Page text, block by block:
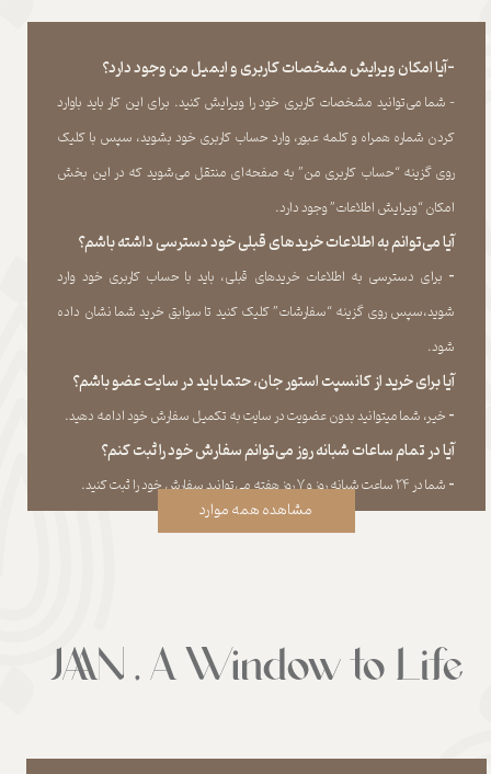
-آیا امکان ویرایش مشخصات کاربری و ایمیل من وجود دارد؟
- شما می‏‌توانید مشخصات کاربری خود را ویرایش کنید. برای این کار باید باوارد
کردن شماره همراه و کلمه عبور، وارد حساب کاربری خود بشوید، سپس با کلیک
روی گزینه “حساب کاربری من” به صفحه‏‌ای منتقل می‏‌شوید که در این بخش
امکان “ویرایش اطلاعات” وجود دارد.​​​​​​​
آیا می‌‏توانم به اطلاعات خریدهای قبلی خود دسترسی داشته باشم؟
​​​​​​​- برای دسترسی به اطلاعات خریدهای قبلی، باید با حساب کاربری خود وارد
شوید،سپس روی گزینه “سفارشات” کلیک کنید تا سوابق خرید شما نشان داده
‏شود.​​​​​​​
آیا برای خرید از کانسپت استور جان، حتما باید در سایت عضو باشم؟
​​​​​​​- خیر، شما میتوانید بدون عضویت در سایت به تکمیل سفارش خود ادامه دهید.​​​​​​​
آیا در تمام ساعات شبانه روز می‌توانم سفارش خود را ثبت کنم؟
​​​​​​​​​​​​​​- شما در ۲۴ ساعت شبانه روز و ۷ روز هفته می‌‏توانید سفارش خود را ثبت کنید.
مشاهده همه موارد